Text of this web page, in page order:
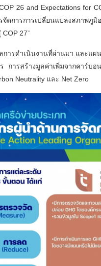
26 and Expectations for
ดการการเปลี่ยนแปลงสภาพ
27”
ารดำเนินงานที่ผ่านมา และแผ
การสร้างมูลค่าเพิ่มจากคาร์บอ
Neutrality และ Net Zero